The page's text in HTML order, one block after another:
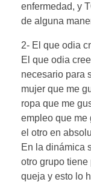
enfermedad, y
de alguna
2- El que odia
El que odia
necesario para
mujer que me
ropa que me
empleo que me
el otro en
En la dinámica
otro grupo
queja y esto lo